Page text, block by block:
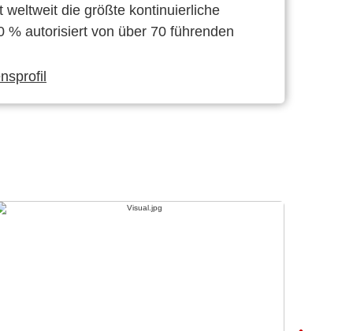
weltweit die größte kontinuierliche
% autorisiert von über 70 führenden